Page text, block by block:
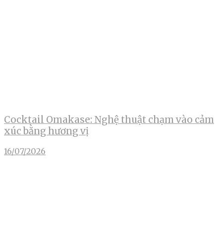
Cocktail Omakase: Nghệ thuật chạm vào cảm
xúc bằng hương vị
16/07/2026